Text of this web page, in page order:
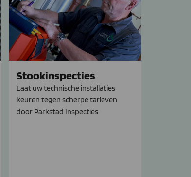
Stookinspecties
Laat uw technische installaties
keuren tegen scherpe tarieven
door Parkstad Inspecties